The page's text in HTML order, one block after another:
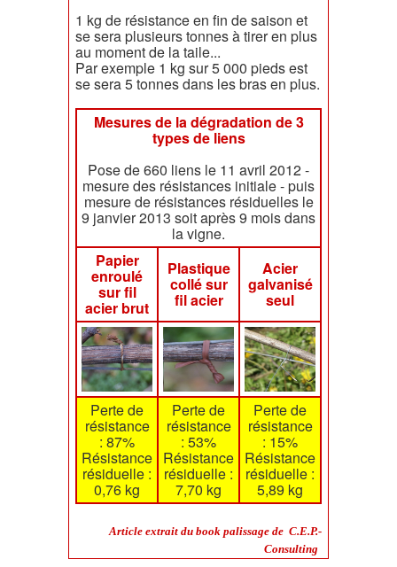
1 kg de résistance en fin de saison et
se sera plusieurs tonnes à tirer en plus
au moment de la taile...
Par exemple 1 kg sur 5 000 pieds est
se sera 5 tonnes dans les bras en plus.
Mesures de la dégradation de 3
types de liens
Pose de 660 liens le 11 avril 2012 -
mesure des résistances initiale - puis
mesure de résistances résiduelles le
9 janvier 2013 soit après 9 mois dans
la vigne.
Papier
enroulé
sur fil
acier brut
Plastique
collé sur
fil acier
Acier
galvanisé
seul
Perte de
résistance
: 87%
Résistance
résiduelle :
0,76 kg
Perte de
résistance
: 53%
Résistance
résiduelle :
7,70 kg
Perte de
résistance
: 15%
Résistance
résiduelle :
5,89 kg
Article extrait du book palissage de C.E.P.-
Consulting